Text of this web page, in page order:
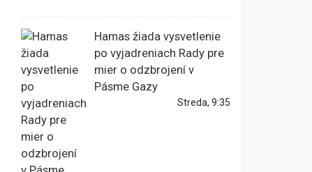
Hamas žiada vysvetlenie
po vyjadreniach Rady pre
mier o odzbrojení v
Pásme Gazy
Streda, 9:35